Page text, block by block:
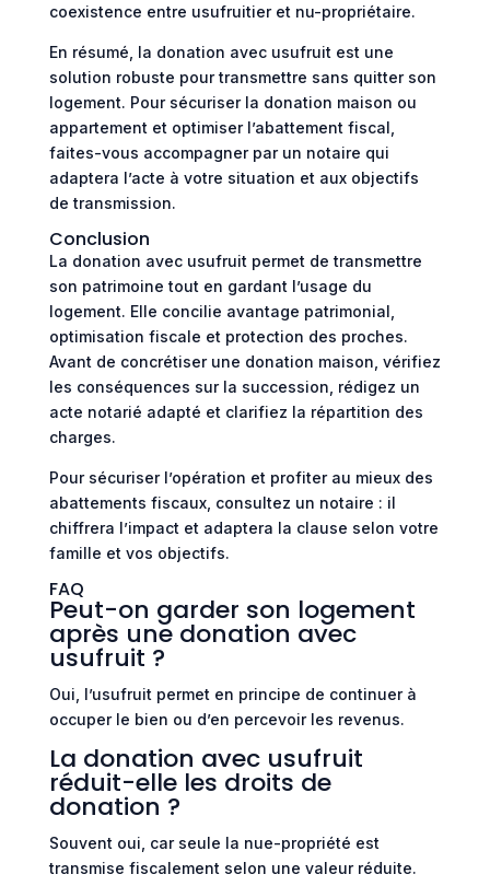
coexistence entre usufruitier et nu-propriétaire.
En résumé, la donation avec usufruit est une
solution robuste pour transmettre sans quitter son
logement. Pour sécuriser la donation maison ou
appartement et optimiser l’abattement fiscal,
faites-vous accompagner par un notaire qui
adaptera l’acte à votre situation et aux objectifs
de transmission.
Conclusion
La donation avec usufruit permet de transmettre
son patrimoine tout en gardant l’usage du
logement. Elle concilie avantage patrimonial,
optimisation fiscale et protection des proches.
Avant de concrétiser une donation maison, vérifiez
les conséquences sur la succession, rédigez un
acte notarié adapté et clarifiez la répartition des
charges.
Pour sécuriser l’opération et profiter au mieux des
abattements fiscaux, consultez un notaire : il
chiffrera l’impact et adaptera la clause selon votre
famille et vos objectifs.
FAQ
Peut-on garder son logement
après une donation avec
usufruit ?
Oui, l’usufruit permet en principe de continuer à
occuper le bien ou d’en percevoir les revenus.
La donation avec usufruit
réduit-elle les droits de
donation ?
Souvent oui, car seule la nue-propriété est
transmise fiscalement selon une valeur réduite.